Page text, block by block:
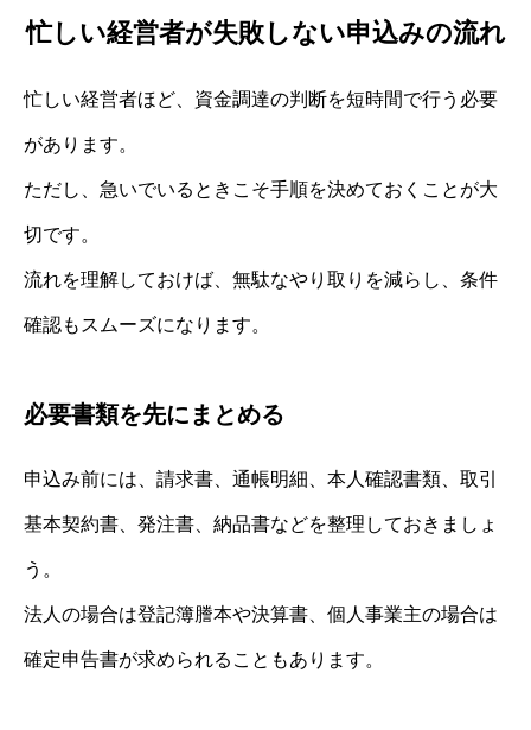
忙しい経営者が失敗しない申込みの流れ
忙しい経営者ほど、資金調達の判断を短時間で行う必要
があります。
ただし、急いでいるときこそ手順を決めておくことが大
切です。
流れを理解しておけば、無駄なやり取りを減らし、条件
確認もスムーズになります。
必要書類を先にまとめる
申込み前には、請求書、通帳明細、本人確認書類、取引
基本契約書、発注書、納品書などを整理しておきましょ
う。
法人の場合は登記簿謄本や決算書、個人事業主の場合は
確定申告書が求められることもあります。